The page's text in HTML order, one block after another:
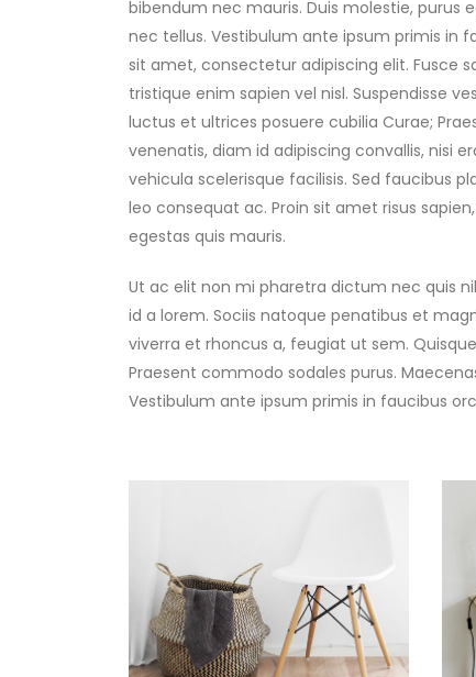
bibendum nec mauris. Duis molestie, purus
nec tellus. Vestibulum ante ipsum primis in
sit amet, consectetur adipiscing elit. Fusce
tristique enim sapien vel nisl. Suspendisse
luctus et ultrices posuere cubilia Curae;
venenatis, diam id adipiscing convallis, nisi
vehicula scelerisque facilisis. Sed faucibus
leo consequat ac. Proin sit amet risus
egestas quis mauris.
Ut ac elit non mi pharetra dictum nec quis
id a lorem. Sociis natoque penatibus et
viverra et rhoncus a, feugiat ut sem.
Praesent commodo sodales purus.
Vestibulum ante ipsum primis in faucibus